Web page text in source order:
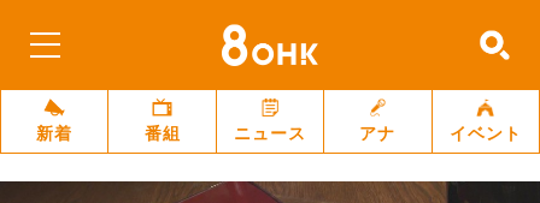
新着 番組 ニュース アナ イベント